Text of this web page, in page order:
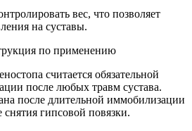
вес, что позволяет
на суставы.
по применению
считается обязательной
после любых травм сустава.
после длительной иммобилизации
гипсовой повязки.